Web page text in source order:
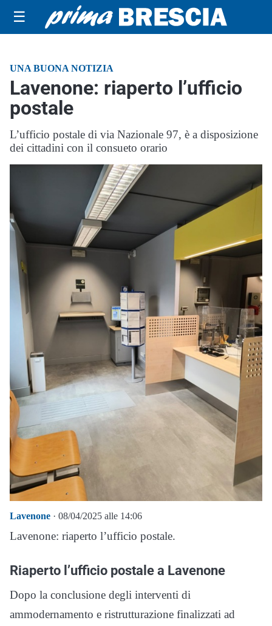
☰
UNA BUONA NOTIZIA
Lavenone: riaperto l’ufficio
postale
L’ufficio postale di via Nazionale 97, è a disposizione
dei cittadini con il consueto orario
Lavenone · 08/04/2025 alle 14:06
Lavenone: riaperto l’ufficio postale.
Riaperto l’ufficio postale a Lavenone
Dopo la conclusione degli interventi di
ammodernamento e ristrutturazione finalizzati ad